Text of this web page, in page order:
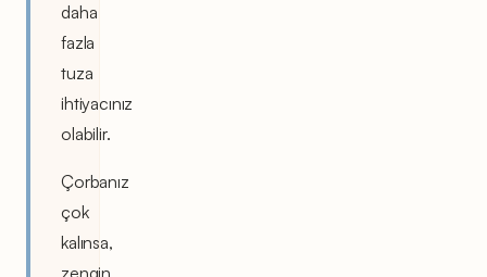
daha
fazla
tuza
ihtiyacınız
olabilir.
Çorbanız
çok
kalınsa,